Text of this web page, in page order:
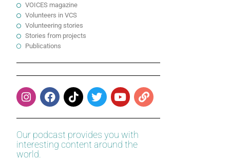
VOICES magazine
Volunteers in VCS
Volunteering stories
Stories from projects
Publications
Our podcast provides you with
interesting content around the
world.